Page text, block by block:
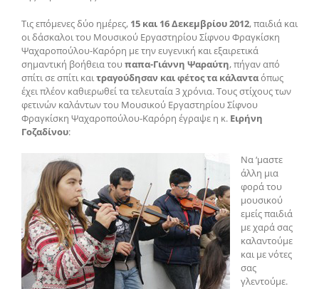
Τις επόμενες δύο ημέρες, 15 και 16 Δεκεμβρίου 2012, παιδιά και
οι δάσκαλοι του Μουσικού Εργαστηρίου Σίφνου Φραγκίσκη
Ψαχαροπούλου-Καρόρη με την ευγενική και εξαιρετικά
σημαντική βοήθεια τουπαπα-Γιάννη Ψαραύτη, πήγαν από
σπίτι σε σπίτι καιτραγούδησαν και φέτος τα κάλανταόπως
έχει πλέον καθιερωθεί τα τελευταία 3 χρόνια. Τους στίχους των
φετινών καλάντων του Μουσικού Εργαστηρίου Σίφνου
Φραγκίσκη Ψαχαροπούλου-Καρόρη έγραψε η κ. Ειρήνη
Γοζαδίνου:
Να ‘μαστε
άλλη μια
φορά του
μουσικού
εμείς παιδιά
με χαρά σας
καλαντούμε
και με νότες
σας
γλεντούμε.